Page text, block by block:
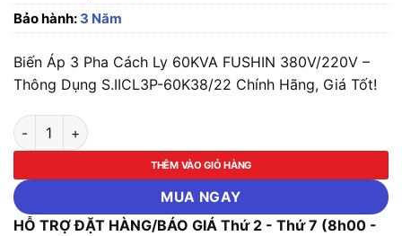
Bảo hành: 3 Năm
Biến Áp 3 Pha Cách Ly 60KVA FUSHIN 380V/220V –
Thông Dụng S.IICL3P-60K38/22 Chính Hãng, Giá Tốt!
Biến Áp 3 Pha Cách Ly 60KVA FUSHIN 380V/220V - Thông
THÊM VÀO GIỎ HÀNG
MUA NGAY
HỖ TRỢ ĐẶT HÀNG/BÁO GIÁ Thứ 2 - Thứ 7 (8h00 -